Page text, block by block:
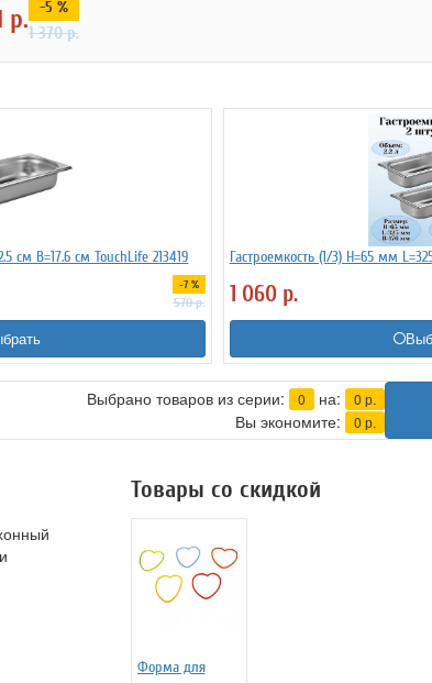
р. -5 %
1 370р.
см B=17.6 см TouchLife 213419
-7 %
570р.
Гастроемкость (1/3) H=65 мм
1 060 р.
Выбрано товаров из серии: 0 на: 0 р.
Вы экономите: 0 р.
Товары со скидкой
Форма для